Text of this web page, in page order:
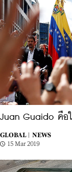
Juan Guaido คือใ
GLOBAL |
NEWS
15 Mar 2019